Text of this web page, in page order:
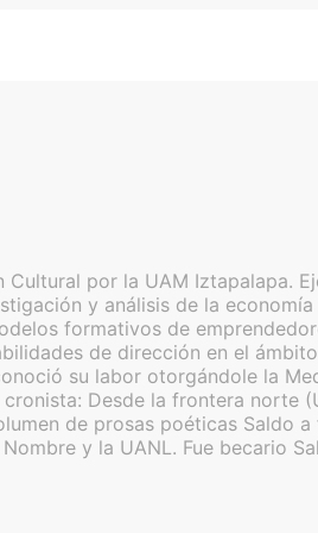
por la UAM Iztapalapa.
y análisis de la
formativos de
de dirección en el
su labor otorgándole la
Desde la frontera norte
de prosas poéticas Saldo a
y la UANL. Fue becario